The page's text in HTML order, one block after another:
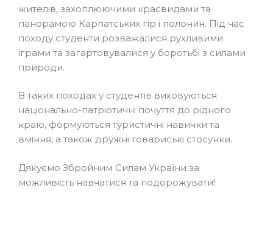
жителів, захоплюючими краєвидами та
панорамою Карпатських гір і полонин. Під час
походу студенти розважалися рухливими
іграми та загартовувалися у боротьбі з силами
природи.
В таких походах у студентів виховуються
національно-патріотичні почуття до рідного
краю, формуються туристичні навички та
вміння, а також дружні товариські стосунки.
Дякуємо Збройним Силам України за
можливість навчатися та подорожувати!